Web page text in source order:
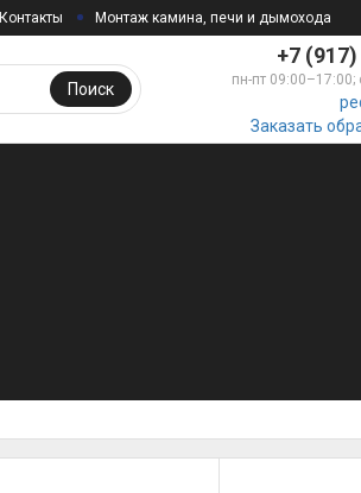
Контакты Монтаж камина, печи и дымохода
+7
пн-пт
Заказать
Поиск